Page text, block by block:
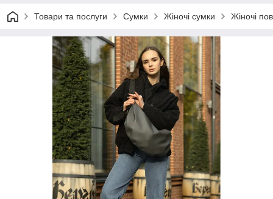
Товари та послуги Сумки Жіночі сумки Жіночі